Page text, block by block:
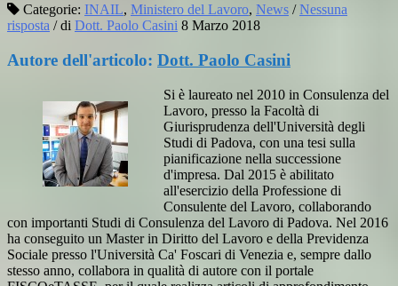
Categorie: INAIL, Ministero del Lavoro, News / Nessuna
risposta /di Dott. Paolo Casini 8 Marzo 2018
Autore dell'articolo: Dott. Paolo Casini
Si è laureato nel 2010 in Consulenza del
Lavoro, presso la Facoltà di
Giurisprudenza dell'Università degli
Studi di Padova, con una tesi sulla
pianificazione nella successione
d'impresa. Dal 2015 è abilitato
all'esercizio della Professione di
Consulente del Lavoro, collaborando
con importanti Studi di Consulenza del Lavoro di Padova. Nel 2016
ha conseguito un Master in Diritto del Lavoro e della Previdenza
Sociale presso l'Università Ca' Foscari di Venezia e, sempre dallo
stesso anno, collabora in qualità di autore con il portale